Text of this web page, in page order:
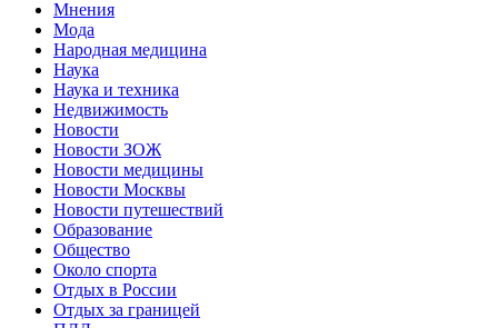
Мнения
Мода
Народная медицина
Наука
Наука и техника
Недвижимость
Новости
Новости ЗОЖ
Новости медицины
Новости Москвы
Новости путешествий
Образование
Общество
Около спорта
Отдых в России
Отдых за границей